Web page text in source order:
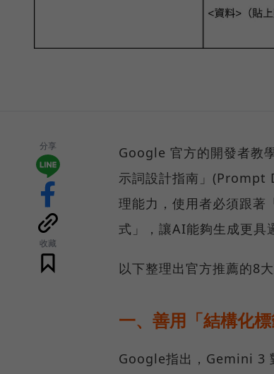
分享
收藏
Google 官方的開發者教
示詞設計指南」(Prompt
理能力，使用者必須跟著
式」，讓AI能夠生成更具
以下整理出官方推薦的8
一、善用「結構化標
Google指出，Gemini 3